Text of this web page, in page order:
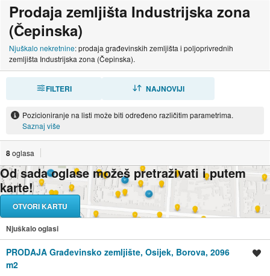
Prodaja zemljišta Industrijska zona
(Čepinska)
Njuškalo nekretnine: prodaja građevinskih zemljišta i poljoprivrednih
zemljišta Industrijska zona (Čepinska).
FILTERI NAJNOVIJI
Pozicioniranje na listi može biti određeno različitim parametrima.
Saznaj više
8oglasa
Od sada oglase možeš pretraživati i putem
karte!
OTVORI KARTU
Njuškalo oglasi
PRODAJA Građevinsko zemljište, Osijek, Borova, 2096
m2